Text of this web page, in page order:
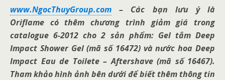
www.NgocThuyGroup.com – Các bạn lưu ý là
Oriflame có thêm chương trình giảm giá trong
catalogue 6-2012 cho 2 sản phẩm: Gel tắm Deep
Impact Shower Gel (mã số 16472) và nước hoa Deep
Impact Eau de Toilete – Aftershave (mã số 16467).
Tham khảo hình ảnh bên dưới để biết thêm thông tin